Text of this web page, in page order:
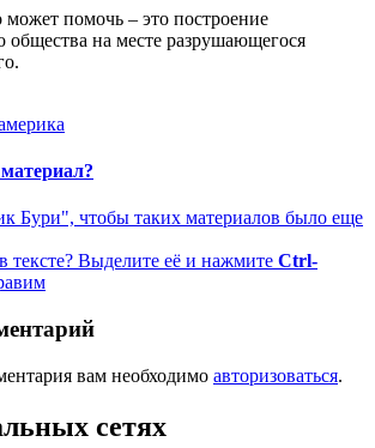
может помочь – это построение
общества на месте разрушающегося
Бури", чтобы таких материалов было еще
тексте? Выделите её и нажмите Ctrl-
вам необходимо авторизоваться.
сетях